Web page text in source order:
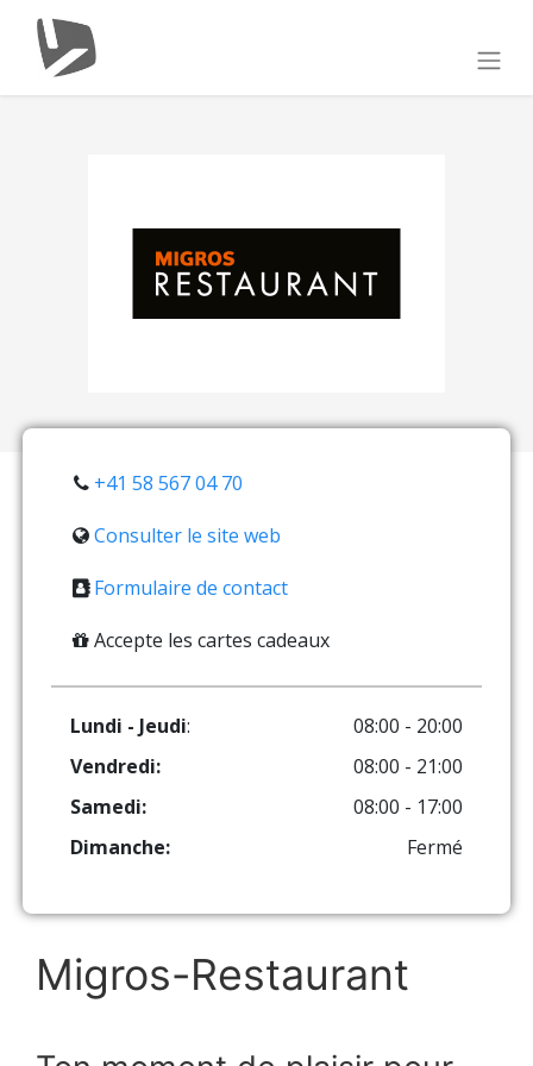
+41 58 567 04 70
Consulter le site web
Formulaire de contact
Accepte les cartes cadeaux
Lundi - Jeudi:
08:00 - 20:00
Vendredi:
08:00 - 21:00
Samedi:
08:00 - 17:00
Dimanche:
Fermé
Migros-Restaurant